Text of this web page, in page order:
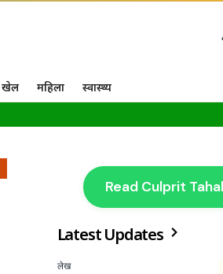
खेल महिला स्वास्थ्य
Read Culprit
Latest Updates
लेख